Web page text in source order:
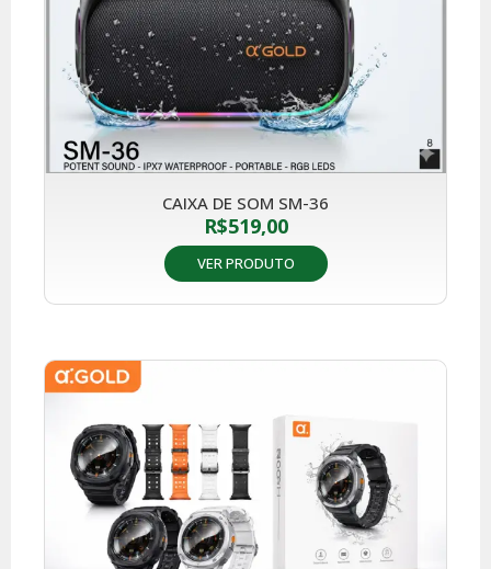
CAIXA DE SOM SM-36
R$519,00
VER PRODUTO